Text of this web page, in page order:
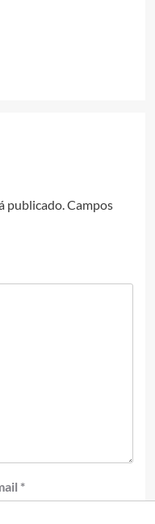
publicado. Campos
*